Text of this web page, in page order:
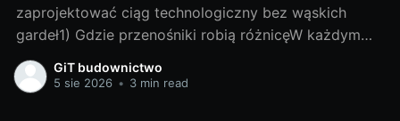
zaprojektować ciąg technologiczny bez wąskich
gardeł1) Gdzie przenośniki robią różnicęW każdym
zakładzie, w którym materiał trzeba przesunąć z
punktu A do B, przenośniki decydują o tempie i
GiT budownictwo
5 sie 2026 • 3 min read